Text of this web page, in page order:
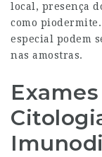
local, presença
como
especial podem
nas amostras.